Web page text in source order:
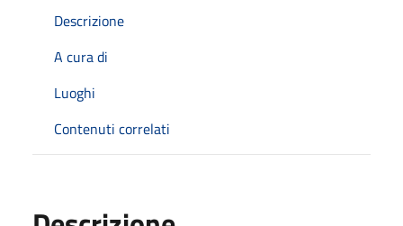
Descrizione
A cura di
Luoghi
Contenuti correlati